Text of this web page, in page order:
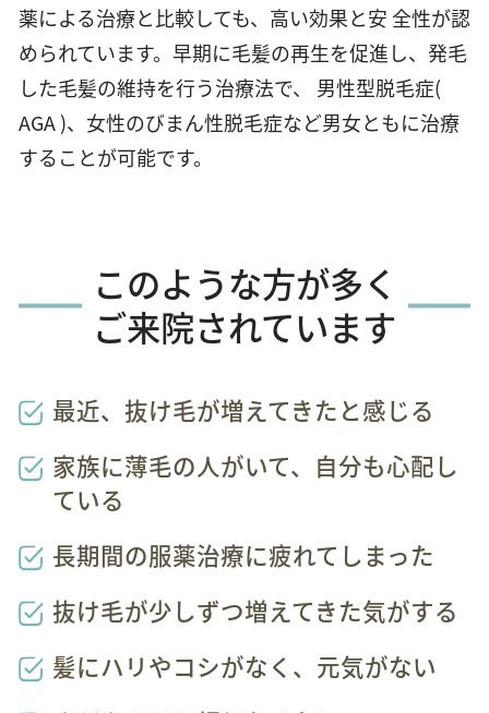
薬による治療と比較しても、高い効果と安 全性が認
められています。早期に毛髪の再生を促進し、発毛
した毛髪の維持を行う治療法で、 男性型脱毛症(
AGA )、女性のびまん性脱毛症など男女ともに治療
することが可能です。
このような方が多く
ご来院されています
最近、抜け毛が増えてきたと感じる
家族に薄毛の人がいて、自分も心配し
ている
長期間の服薬治療に疲れてしまった
抜け毛が少しずつ増えてきた気がする
髪にハリやコシがなく、元気がない